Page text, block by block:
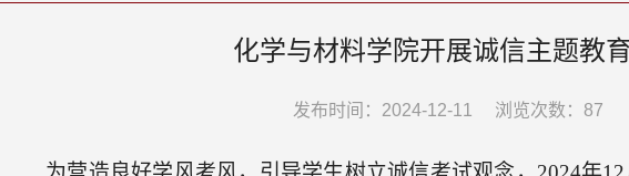
化学与材料学院开展诚信主题教
发布时间：2024-12-11 浏览次数： 87